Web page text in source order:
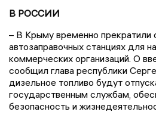
В РОССИИ
– В Крыму временно прекратили
автозаправочных станциях для
коммерческих организаций. О
сообщил глава республики
дизельное топливо будут
государственным службам,
безопасность и